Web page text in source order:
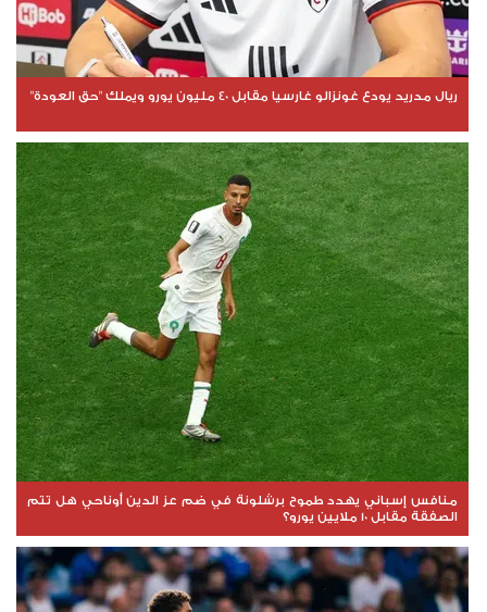
ريال مدريد يودع غونزالو غارسيا مقابل 40 مليون يورو ويملك "حق العودة"
منافس إسباني يهدد طموح برشلونة في ضم عز الدين أوناحي هل تتم
الصفقة مقابل 10 ملايين يورو؟